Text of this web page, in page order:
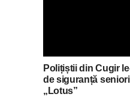
Polițiștii din Cugir
de siguranță
„Lotus”